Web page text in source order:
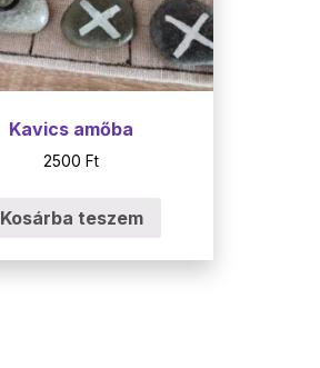
Kavics amőba
2500Ft
Kosárba teszem